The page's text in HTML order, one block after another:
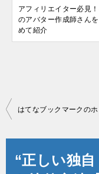
アフィリエイター必見
のアバター作成師さんを
めて紹介
投
“正しい独